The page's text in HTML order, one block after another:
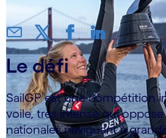
Le défi
SailGP est une compétition
voile, très intense qui oppose
nationales naviguant à